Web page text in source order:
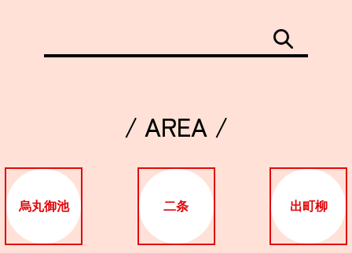
/ AREA /
烏丸御池 二条 出町柳